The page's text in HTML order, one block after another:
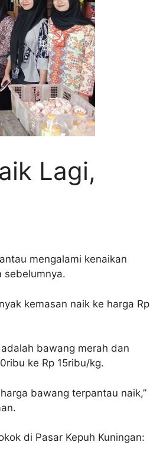
Lagi,
mengalami kenaikan
sebelumnya.
kemasan naik ke harga Rp
bawang merah dan
ke Rp 15ribu/kg.
bawang terpantau naik,”
di Pasar Kepuh Kuningan: